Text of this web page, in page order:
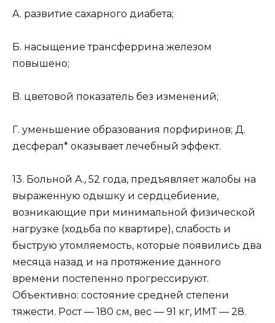
A. развитие сахарного диабета;
Б. насыщение трансферрина железом
повышено;
B. цветовой показатель без изменений;
Г. уменьшение образования порфиринов; Д.
десферал* оказывает лечебный эффект.
13. Больной А., 52 года, предъявляет жалобы на
выраженную одышку и сердцебиение,
возникающие при минимальной физической
нагрузке (ходьба по квартире), слабость и
быструю утомляемость, которые появились два
месяца назад и на протяжение данного
времени постепенно прогрессируют.
Объективно: состояние средней степени
тяжести. Рост — 180 см, вес — 91 кг, ИМТ — 28.